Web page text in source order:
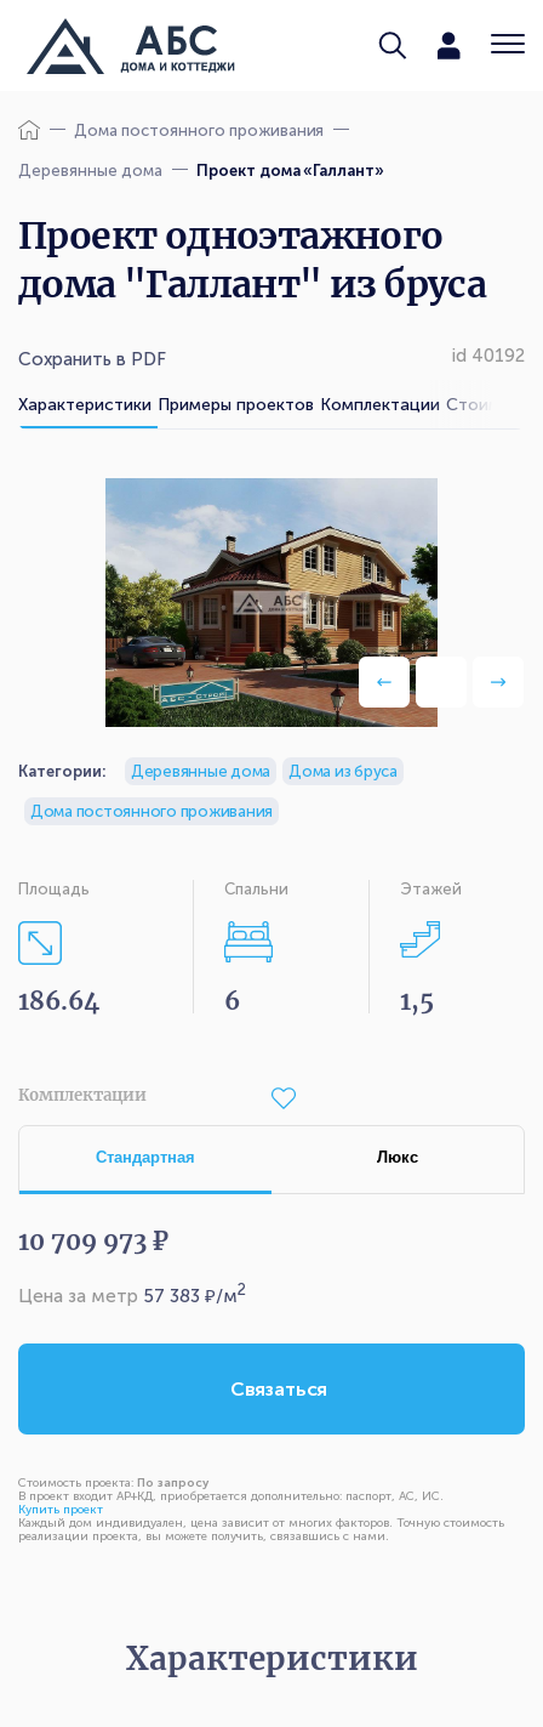
Дома постоянного проживания
Деревянные дома Проект дома «Галлант»
Проект одноэтажного
дома "Галлант" из бруса
Сохранить в PDF id 40192
Характеристики Примеры проектов Комплектации Стоимость
Категории: Деревянные дома Дома из бруса
Дома постоянного проживания
Площадь
186.64
Спальни
6
Этажей
1,5
Комплектации
Стандартная Люкс
10 709 973 ₽
Цена за метр 57 383 ₽/м2
Связаться
Стоимость проекта: По запросу
В проект входит АР+КД, приобретается дополнительно: паспорт, АС, ИС.
Купить проект
Каждый дом индивидуален, цена зависит от многих факторов. Точную стоимость
реализации проекта, вы можете получить, связавшись с нами.
Характеристики